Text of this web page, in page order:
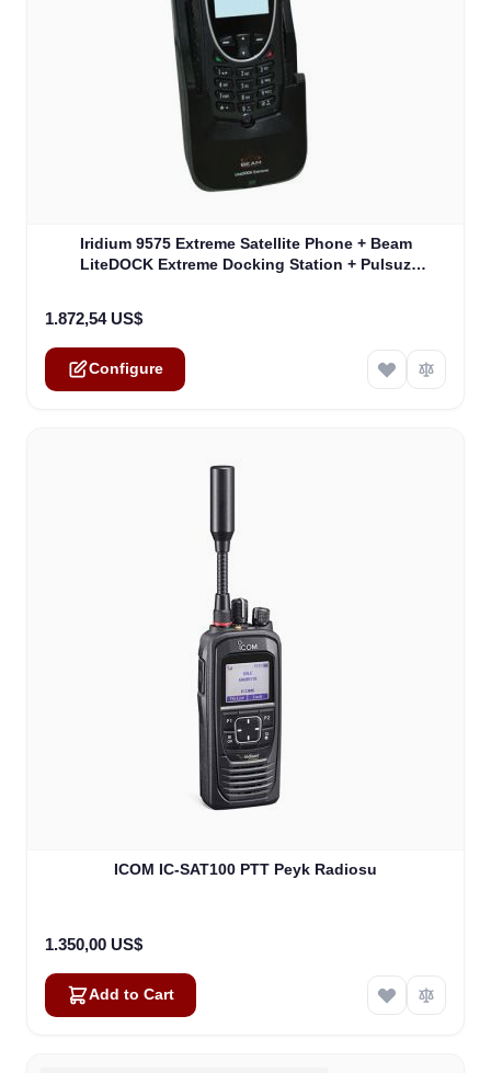
Iridium 9575 Extreme Satellite Phone + Beam
LiteDOCK Extreme Docking Station + Pulsuz
The price depends on the options chosen on the product
1.872,54 US$
Configure
ICOM IC-SAT100 PTT Peyk Radiosu
1.350,00 US$
Add to Cart